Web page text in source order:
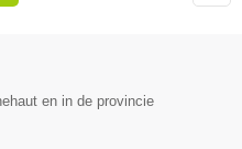
en in de provincie